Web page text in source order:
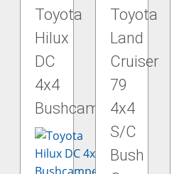
Toyota
Hilux
DC
4x4
Bushcamper
Toyota
Land
Cruiser
79
4x4
S/C
Bush